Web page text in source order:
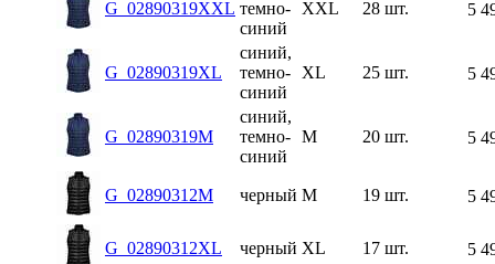
G_02890319XXL темно-
синий
XXL 28 шт. 5
G_02890319XL
синий,
темно-
синий
XL 25 шт. 5
G_02890319M
синий,
темно-
синий
M 20 шт. 5
G_02890312M черный M 19 шт. 5
G_02890312XL черный XL 17 шт. 5